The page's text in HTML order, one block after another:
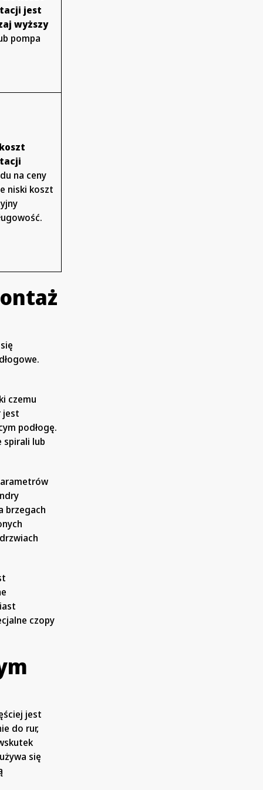
jest
wyższy
pompa
na ceny
niski koszt
czemu
jest
podłogę.
spirali lub
brzegach
czopy
jest
do rur,
się